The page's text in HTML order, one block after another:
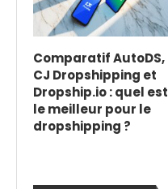
Comparatif AutoDS,
CJ Dropshipping et
Dropship.io : quel est
le meilleur pour le
dropshipping ?